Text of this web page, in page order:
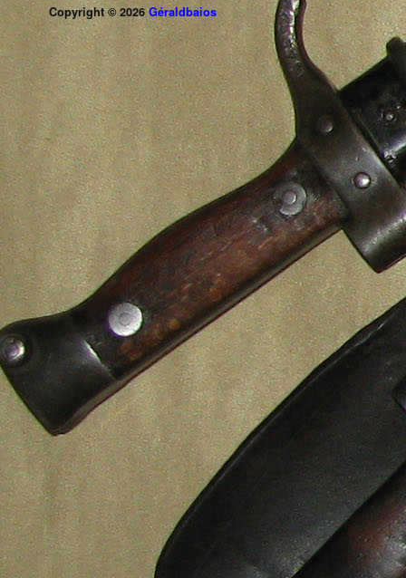
Copyright © 2026 Géraldbaios